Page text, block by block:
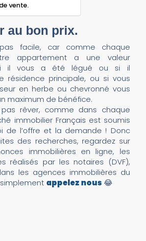
vente.
au bon prix.
facile, car comme chaque
appartement a une valeur
il vous a été légué ou si il
résidence principale, ou si vous
en herbe ou chevronné vous
maximum de bénéfice.
rêver, comme dans chaque
immobilier Français est soumis
de l’offre et la demande ! Donc
des recherches, regardez sur
immobilières en ligne, les
réalisés par les notaires (DVF),
les agences immobilières du
appelez nous 😂